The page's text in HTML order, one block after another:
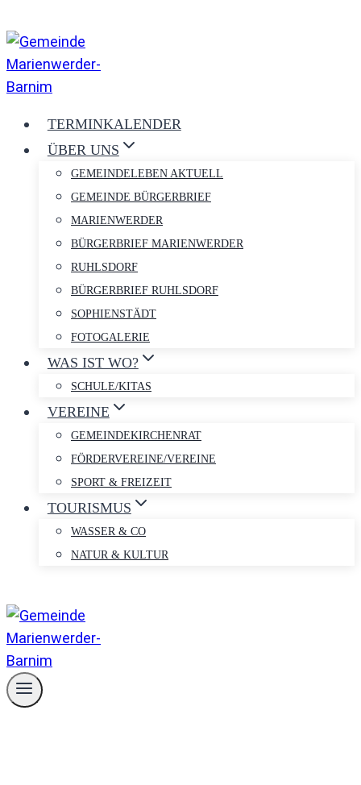
Inhalt
springen
TERMINKALENDER
ÜBER UNS
GEMEINDELEBEN AKTUELL
GEMEINDE BÜRGERBRIEF
MARIENWERDER
BÜRGERBRIEF MARIENWERDER
RUHLSDORF
BÜRGERBRIEF RUHLSDORF
SOPHIENSTÄDT
FOTOGALERIE
WAS IST WO?
SCHULE/KITAS
VEREINE
GEMEINDEKIRCHENRAT
FÖRDERVEREINE/VEREINE
SPORT & FREIZEIT
TOURISMUS
WASSER & CO
NATUR & KULTUR